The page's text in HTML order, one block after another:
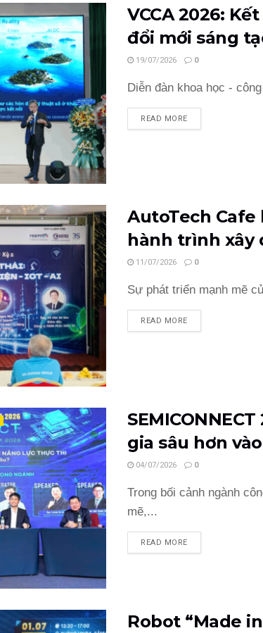
VCCA 2026:
đổi mới sáng
19/07/2026 0
Diễn đàn khoa học -
READ MORE
AutoTech
hành trình xây
11/07/2026 0
Sự phát triển mạnh mẽ
READ MORE
gia sâu hơn
04/07/2026 0
Trong bối cảnh ngành
mẽ,...
READ MORE
Robot “Made